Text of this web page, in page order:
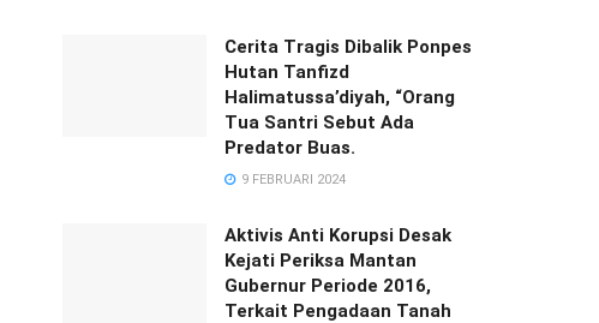
Cerita Tragis Dibalik Ponpes
Hutan Tanfizd
Halimatussa’diyah, “Orang
Tua Santri Sebut Ada
Predator Buas.
9 FEBRUARI 2024
Aktivis Anti Korupsi Desak
Kejati Periksa Mantan
Gubernur Periode 2016,
Terkait Pengadaan Tanah